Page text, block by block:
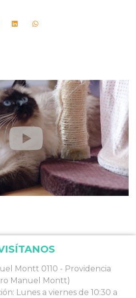
Montt 0110 - Providencia
Manuel Montt)
Lunes a viernes de 10:30 a